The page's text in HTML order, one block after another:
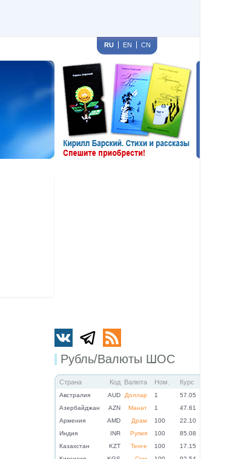
RU EN CN
Рубль/Валюты ШОС
Страна Код Валюта Ном. Курс
Австралия AUD Доллар 1
57.05
Азербайджан
AZN Манат 1
47.61
Армения
AMD Драм 100
22.10
Индия
INR Рупия 100
85.08
Казахстан
KZT Тенге 100
17.15